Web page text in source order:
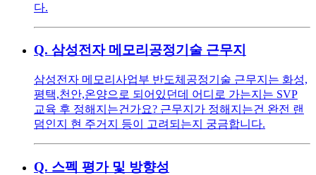
다.
Q. 삼성전자 메모리공정기술 근무지
삼성전자 메모리사업부 반도체공정기술 근무지는 화성,
평택,천안,온양으로 되어있던데 어디로 가는지는 SVP
교육 후 정해지는건가요? 근무지가 정해지는건 완전 랜
덤인지 현 주거지 등이 고려되는지 궁금합니다.
Q. 스펙 평가 및 방향성